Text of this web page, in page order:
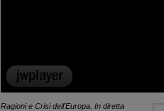
Ragioni e Crisi dell'Europa. In diretta